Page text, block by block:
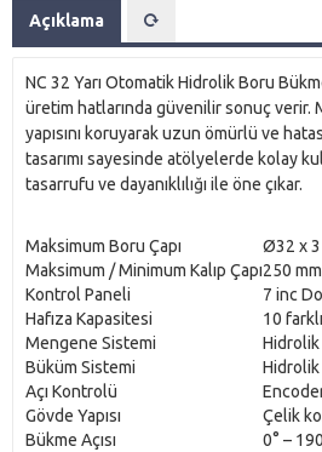
Açıklama
NC 32 Yarı Otomatik Hidrolik Boru
üretim hatlarında güvenilir sonuç verir.
yapısını koruyarak uzun ömürlü ve
tasarımı sayesinde atölyelerde kolay
tasarrufu ve dayanıklılığı ile öne çıkar.
Maksimum Boru Çapı
Ø32 x 3
Maksimum / Minimum Kalıp Çapı250
Kontrol Paneli
7 inc
Hafıza Kapasitesi
10
Mengene Sistemi
Hidrolik
Büküm Sistemi
Hidrolik
Açı Kontrolü
Gövde Yapısı
Çelik
Bükme Açısı
0° –